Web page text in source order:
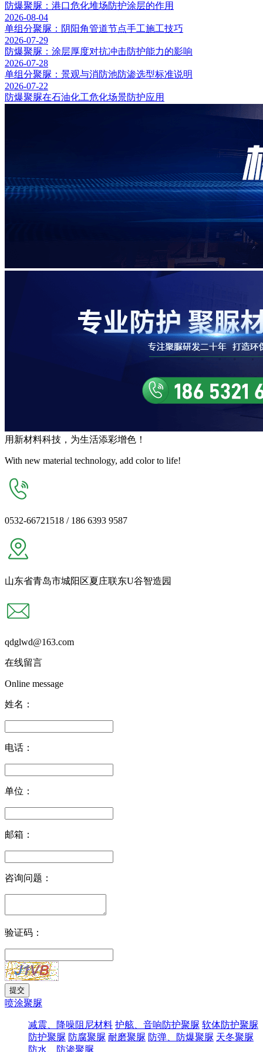
防爆聚脲：港口危化堆场防护涂层的作用
2026-08-04
单组分聚脲：阴阳角管道节点手工施工技巧
2026-07-29
防爆聚脲：涂层厚度对抗冲击防护能力的影响
2026-07-28
单组分聚脲：景观与消防池防渗选型标准说明
2026-07-22
防爆聚脲在石油化工危化场景防护应用
用 新材料科技，为生活添彩增色 ！
With new material technology, add color to life!
0532-66721518 / 186 6393 9587
山东省青岛市城阳区夏庄联东U谷智造园
qdglwd@163.com
在线留言
Online message
姓名：
电话：
单位：
邮箱：
咨询问题：
验证码：
喷涂聚脲
减震、降噪阻尼材料 护舷、音响防护聚脲 软体防护聚脲
防护聚脲 防腐聚脲 耐磨聚脲 防弹、防爆聚脲 天冬聚脲
防水、防渗聚脲